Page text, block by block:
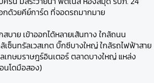
กด้วยคีย์การ์ด ที่จอดรถมากมาย
สบาย เข้าออกได้หลายเส้นทาง ใกล้ถนน
เซ็นทรัลเวสเกต บิ๊กซีบางใหญ่ ใกล้รถไฟฟ้าสาย
เกษมราษฎร์อินเตอร์ ตลาดบางใหญ่ แหล่ง
นโดมือสอง)